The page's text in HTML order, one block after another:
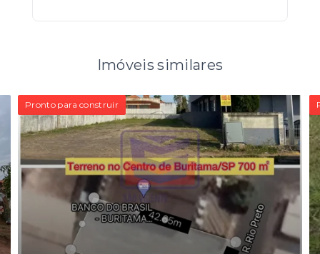
Imóveis similares
Pronto para construir